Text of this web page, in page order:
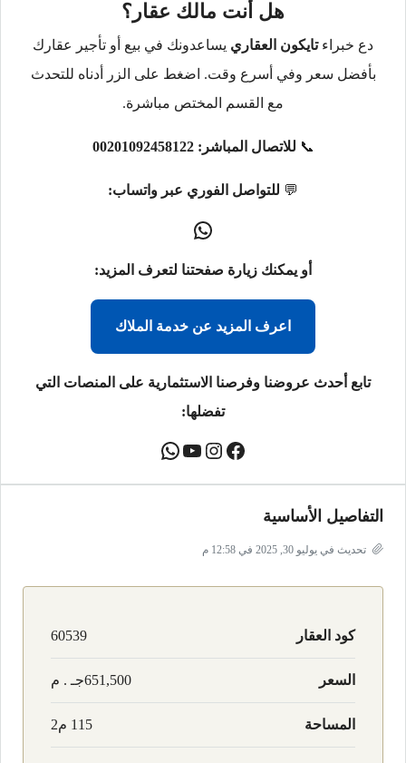
هل أنت مالك عقار؟
دع خبراءتايكون العقاري يساعدونك في بيع أو تأجير عقارك
بأفضل سعر وفي أسرع وقت. اضغط على الزر أدناه للتحدث
مع القسم المختص مباشرة.
📞 للاتصال المباشر: 00201092458122
💬 للتواصل الفوري عبر واتساب:
أو يمكنك زيارة صفحتنا لتعرف المزيد:
اعرف المزيد عن خدمة الملاك
تابع أحدث عروضنا وفرصنا الاستثمارية على المنصات التي
تفضلها:
التفاصيل الأساسية
تحديث في يوليو 30, 2025 في 12:58 م
كود العقار 60539
السعر 651,500جـ . م
المساحة 115 م2